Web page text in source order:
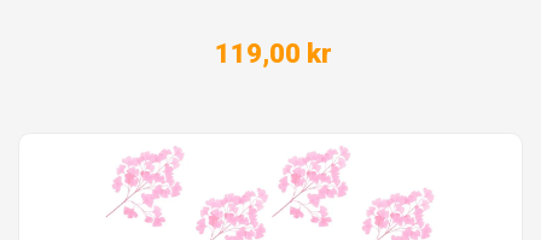
119,00 kr